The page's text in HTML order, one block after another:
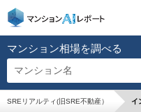
マンション相場を調べる
マンション名
SREリアルティ(旧SRE不動産） イ